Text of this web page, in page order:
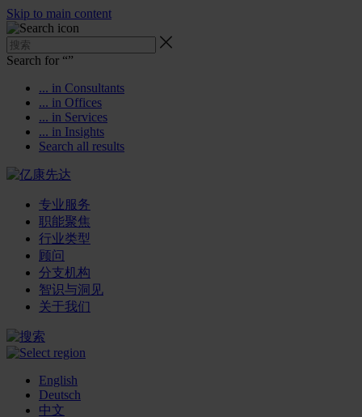
Skip to main content
Search for “”
... in Consultants
... in Offices
... in Services
... in Insights
Search all results
专业服务
职能聚焦
行业类型
顾问
分支机构
智识与洞见
关于我们
English
Deutsch
中文